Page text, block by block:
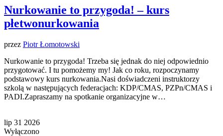
Nurkowanie to przygoda! – kurs
płetwonurkowania
przez Piotr Łomotowski
Nurkowanie to przygoda! Trzeba się jednak do niej odpowiednio
przygotować. I tu pomożemy my! Jak co roku, rozpoczynamy
podstawowy kurs nurkowania.Nasi doświadczeni instruktorzy
szkolą w następujących federacjach: KDP/CMAS, PZPn/CMAS i
PADI.Zapraszamy na spotkanie organizacyjne w…
lip 31 2026
Wyłączono